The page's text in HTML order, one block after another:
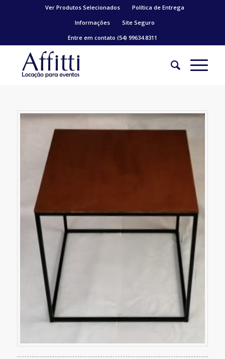
Ver Produtos Selecionados
Política de Entrega
Informações
Site Seguro
Entre em contato (54) 99634.8311